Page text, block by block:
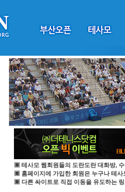
▣ 테사모 웹회원들의 도란도란 대화방,
▣ 홈페이지에 가입한 회원은 누구나 테사
▣ 다른 싸이트로 직접 이동을 유도하는